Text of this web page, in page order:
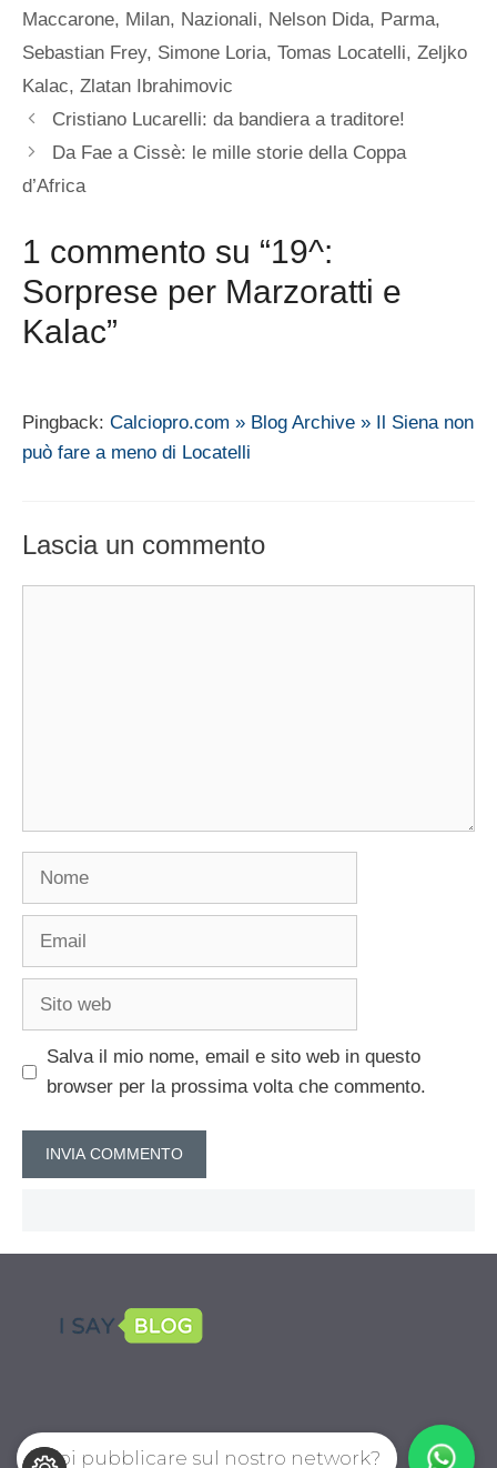
Maccarone, Milan, Nazionali, Nelson Dida, Parma,
Sebastian Frey, Simone Loria, Tomas Locatelli, Zeljko
Kalac, Zlatan Ibrahimovic
Cristiano Lucarelli: da bandiera a traditore!
Da Fae a Cissè: le mille storie della Coppa
d’Africa
1 commento su “19^:
Sorprese per Marzoratti e
Kalac”
Pingback: Calciopro.com » Blog Archive » Il Siena non
può fare a meno di Locatelli
Lascia un commento
Nome
Email
Sito
Salva il mio nome, email e sito web in questo
browser per la prossima volta che commento.
Vuoi pubblicare sul nostro network?